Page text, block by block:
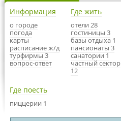
Информация
о городе
погода
карты
расписание ж/д
турфирмы 3
вопрос-ответ
Где жить
отели 28
гостиницы 3
базы отдыха 1
пансионаты 3
санатории 1
частный сектор
12
Где поесть
пиццерии 1